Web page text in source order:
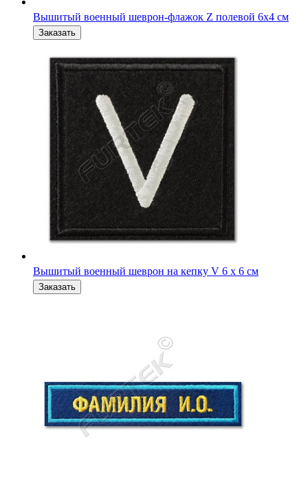
Вышитый военный шеврон на кепку V 6 x 6 см
Именная нашивка ВС РФ офисная